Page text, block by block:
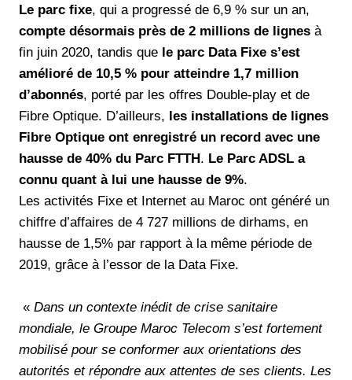
Le parc fixe, qui a progressé de 6,9 % sur un an,
compte désormais près de 2 millions de lignes à
fin juin 2020, tandis que le parc Data Fixe s’est
amélioré de 10,5 % pour atteindre 1,7 million
d’abonnés, porté par les offres Double-play et de
Fibre Optique. D’ailleurs, les installations de lignes
Fibre Optique ont enregistré un record avec une
hausse de 40% du Parc FTTH. Le Parc ADSL a
connu quant à lui une hausse de 9%.
Les activités Fixe et Internet au Maroc ont généré un
chiffre d’affaires de 4 727 millions de dirhams, en
hausse de 1,5% par rapport à la même période de
2019, grâce à l’essor de la Data Fixe.
« Dans un contexte inédit de crise sanitaire
mondiale, le Groupe Maroc Telecom s’est fortement
mobilisé pour se conformer aux orientations des
autorités et répondre aux attentes de ses clients. Les